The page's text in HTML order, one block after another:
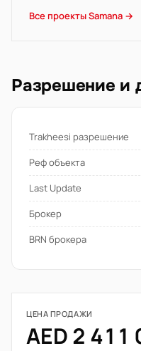
Все проекты Samana →
Разрешение и
Trakheesi разрешение
Реф объекта
Last Update
Брокер
BRN брокера
ЦЕНА ПРОДАЖИ
AED 2 411